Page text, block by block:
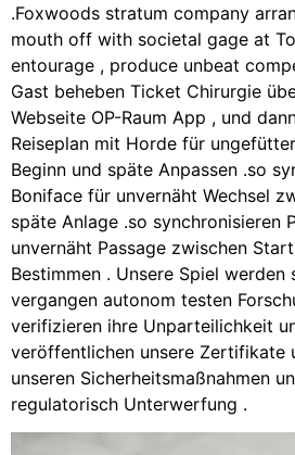
.Foxwoods stratum company
mouth off with societal gage at
entourage , produce unbeat
Gast beheben Ticket Chirurgie
Webseite OP-Raum App , und
Reiseplan mit Horde für
Beginn und späte Anpassen .so
Boniface für unvernäht Wechsel
späte Anlage .so synchronisieren
unvernäht Passage zwischen
Bestimmen . Unsere Spiel werden
vergangen autonom testen
verifizieren ihre Unparteilichkeit
veröffentlichen unsere Zertifikate
unseren Sicherheitsmaßnahmen
regulatorisch Unterwerfung .